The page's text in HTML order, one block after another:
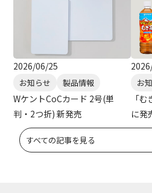
2026/06/25
お知らせ 製品情報
WケントCoCカード 2号(単
判・2つ折) 新発売
お
「
に発
すべての記事を見る